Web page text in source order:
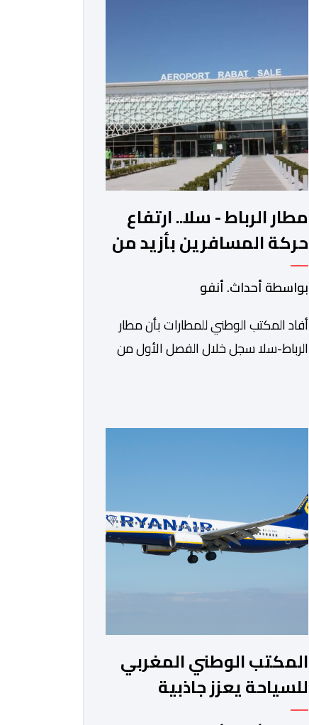
الماضي، فيما ارتفعت العقود الأمريكية
الآجلة […]
مطار الرباط - سلا.. ارتفاع
حركة المسافرين بأزيد من
الأول من 2026
بواسطة أحداث. أنفو
أفاد المكتب الوطني للمطارات بأن مطار
الرباط-سلا سجل خلال الفصل الأول من
مسافرا خلال الفترة ذاتها من سنة […]
المكتب الوطني المغربي
للسياحة يعزز جاذبية
الجهات عبر برنامج تاريخي